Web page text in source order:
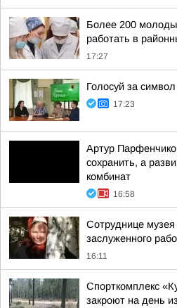
Более 200
работать в
17:27
Голосуй за
17:23
Артур
сохранить, а
комбинат
16:58
Сотруднице
заслуженного
16:11
Спорткомплекс
закроют на день